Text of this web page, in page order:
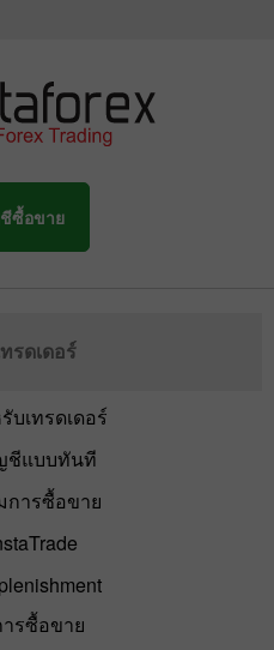
ซื้อขาย
รดเดอร์
เทรดเดอร์
ชีแบบทันที
ารซื้อขาย
ารซื้อขาย